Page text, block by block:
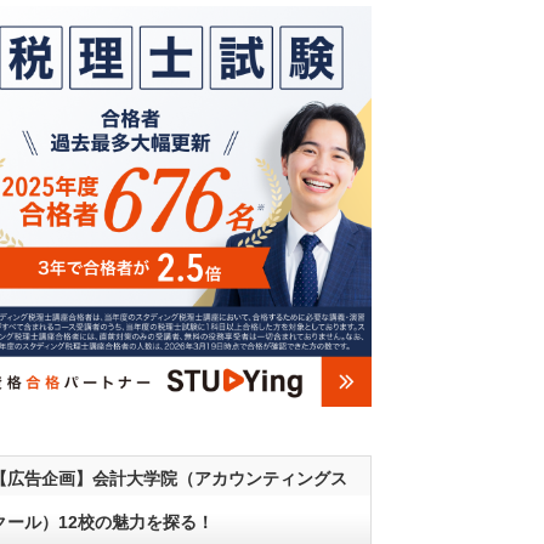
広告企画】会計大学院（アカウンティングス
ール）12校の魅力を探る！